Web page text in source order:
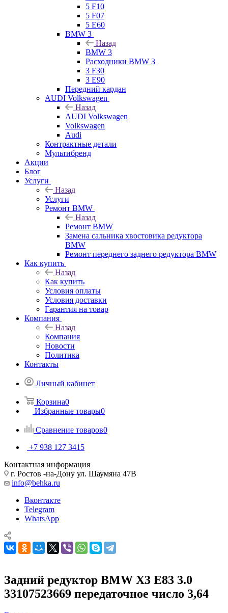
5 F10
5 F07
5 E60
BMW 3
Назад
BMW 3
Расходники BMW 3
3 F30
3 E90
Передний кардан
AUDI Volkswagen
Назад
AUDI Volkswagen
Volkswagen
Audi
Контрактные детали
Мультибренд
Акции
Блог
Услуги
Назад
Услуги
Ремонт BMW
Назад
Ремонт BMW
Замена сальника хвостовика редуктора
BMW
Ремонт переднего заднего редуктора BMW
Как купить
Назад
Как купить
Условия оплаты
Условия доставки
Гарантия на товар
Компания
Назад
Компания
Новости
Политика
Контакты
Личный кабинет
Корзина0
Избранные товары0
Сравнение товаров0
+7 938 127 3415
Контактная информация
г. Ростов -на-Дону ул. Шаумяна 47В
info@behka.ru
Вконтакте
Telegram
WhatsApp
Задний редуктор BMW X3 E83 3.0
33107523669 передаточное число 3,64